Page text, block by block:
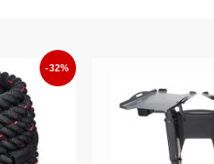
-32%